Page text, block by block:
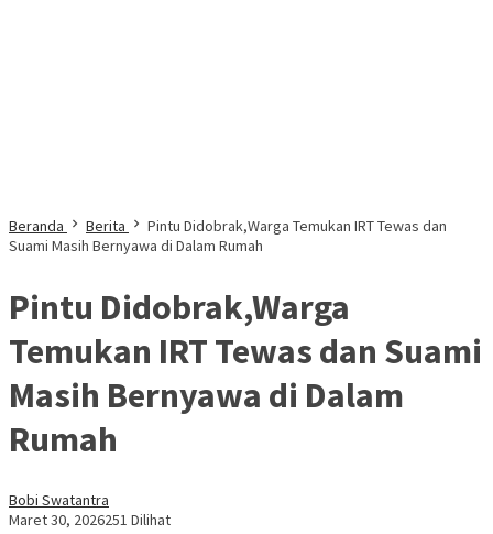
Beranda Berita
Pintu Didobrak,Warga Temukan IRT Tewas dan
Suami Masih Bernyawa di Dalam Rumah
Pintu Didobrak,Warga
Temukan IRT Tewas dan Suami
Masih Bernyawa di Dalam
Rumah
Bobi Swatantra
Maret 30, 2026251 Dilihat